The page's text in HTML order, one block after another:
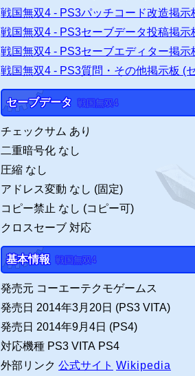
戦国無双4 - PS3パッチコード改造掲示
戦国無双4 - PS3セーブデータ投稿掲示
戦国無双4 - PS3セーブエディター掲示
戦国無双4 - PS3質問・その他掲示板 (
セーブデータ 戦国無双4
チェックサム あり
二重暗号化 なし
圧縮 なし
アドレス変動 なし (固定)
コピー禁止 なし (コピー可)
クロスセーブ 対応
基本情報 戦国無双4
発売元 コーエーテクモゲームス
発売日 2014年3月20日 (PS3 VITA)
発売日 2014年9月4日 (PS4)
対応機種 PS3 VITA PS4
外部リンク 公式サイト Wikipedia